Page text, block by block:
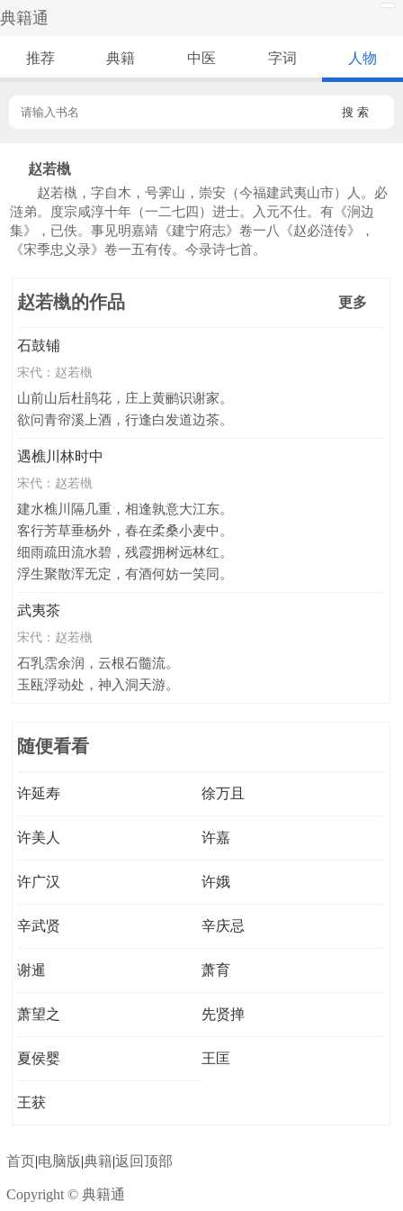
典籍通
推荐 典籍 中医 字词 人物
搜 索
赵若槸
赵若槸，字自木，号霁山，崇安（今福建武夷山市）人。必
涟弟。度宗咸淳十年（一二七四）进士。入元不仕。有《涧边
集》，已佚。事见明嘉靖《建宁府志》卷一八《赵必涟传》，
《宋季忠义录》卷一五有传。今录诗七首。
赵若槸的作品 更多
石鼓铺
宋代： 赵若槸
山前山后杜鹃花，庄上黄鹂识谢家。
欲问青帘溪上酒，行逢白发道边茶。
遇樵川林时中
宋代： 赵若槸
建水樵川隔几重，相逢孰意大江东。
客行芳草垂杨外，春在柔桑小麦中。
细雨疏田流水碧，残霞拥树远林红。
浮生聚散浑无定，有酒何妨一笑同。
武夷茶
宋代： 赵若槸
石乳霑余润，云根石髓流。
玉瓯浮动处，神入洞天游。
随便看看
许延寿 徐万且
许美人 许嘉
许广汉 许娥
辛武贤 辛庆忌
谢暹 萧育
萧望之 先贤掸
夏侯婴 王匡
王获
首页|电脑版|典籍|返回顶部
Copyright © 典籍通